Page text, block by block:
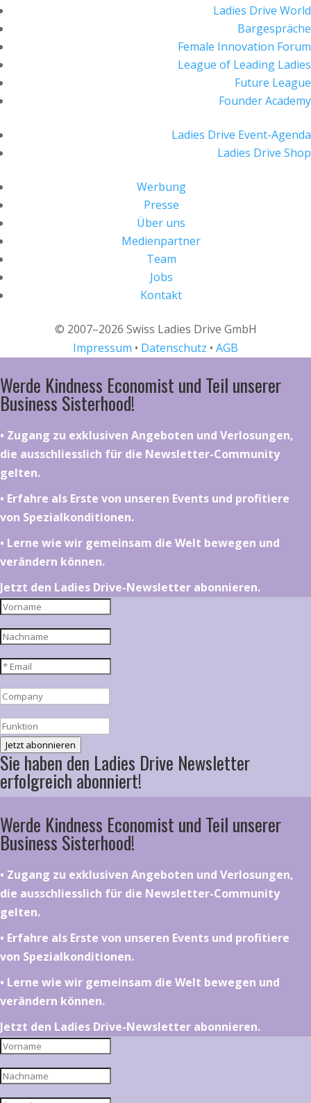
Ladies Drive World
Bargespräche
Female Innovation Forum
League of Leading Ladies
Future League
Founder Academy
Ladies Drive Event-Agenda
Ladies Drive Shop
Werbung
Presse
Über uns
Medienpartner
Team
Jobs
Kontakt
© 2007–2026 Swiss Ladies Drive GmbH
Impressum • Datenschutz • AGB
Werde Kindness Economist und Teil unserer
Business Sisterhood!
•⁠ ⁠⁠Zugang zu exklusiven Angeboten und Verlosungen,
die ausschliesslich für die Newsletter-Community
gelten.
•⁠ ⁠⁠Erfahre als Erste von unseren Events und profitiere
von Spezialkonditionen.
•⁠ ⁠⁠Lerne wie wir gemeinsam die Welt bewegen und
verändern können.
Jetzt den Ladies Drive-Newsletter abonnieren.
Jetzt abonnieren
Sie haben den Ladies Drive Newsletter
erfolgreich abonniert!
Werde Kindness Economist und Teil unserer
Business Sisterhood!
•⁠ ⁠⁠Zugang zu exklusiven Angeboten und Verlosungen,
die ausschliesslich für die Newsletter-Community
gelten.
•⁠ ⁠⁠Erfahre als Erste von unseren Events und profitiere
von Spezialkonditionen.
•⁠ ⁠⁠Lerne wie wir gemeinsam die Welt bewegen und
verändern können.
Jetzt den Ladies Drive-Newsletter abonnieren.